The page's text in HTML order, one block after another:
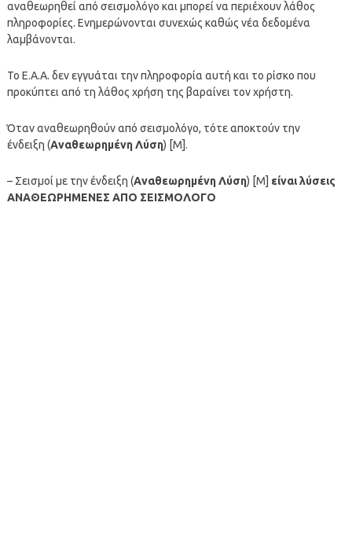
αναθεωρηθεί από σεισμολόγο και μπορεί να περιέχουν λάθος
πληροφορίες. Ενημερώνονται συνεχώς καθώς νέα δεδομένα
λαμβάνονται.
To Ε.Α.Α. δεν εγγυάται την πληροφορία αυτή και το ρίσκο που
προκύπτει από τη λάθος χρήση της βαραίνει τον χρήστη.
Όταν αναθεωρηθούν από σεισμολόγο, τότε αποκτούν την
ένδειξη (Αναθεωρημένη Λύση) [M].
– Σεισμοί με την ένδειξη (Αναθεωρημένη Λύση) [M] είναι λύσεις
ΑΝΑΘΕΩΡΗΜΕΝΕΣ ΑΠΟ ΣΕΙΣΜΟΛΟΓΟ